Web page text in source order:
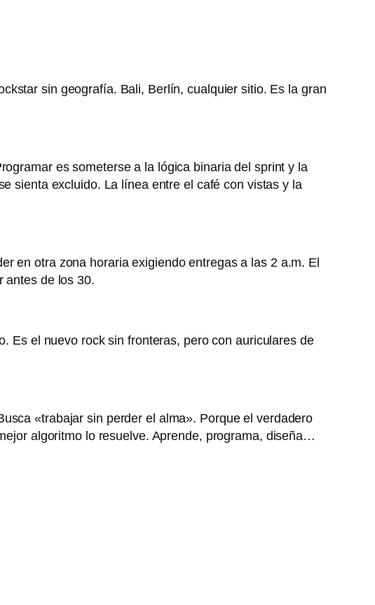
sin geografía. Bali, Berlín, cualquier sitio. Es la gran
es someterse a la lógica binaria del sprint y la
sienta excluido. La línea entre el café con vistas y la
en otra zona horaria exigiendo entregas a las 2 a.m. El
antes de los 30.
Es el nuevo rock sin fronteras, pero con auriculares de
«trabajar sin perder el alma». Porque el verdadero
algoritmo lo resuelve. Aprende, programa, diseña…